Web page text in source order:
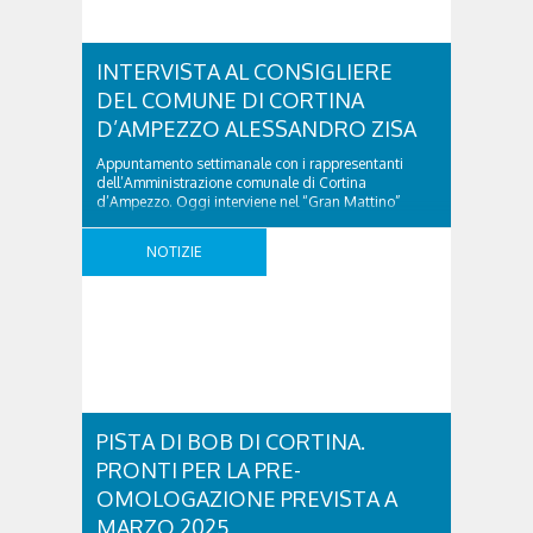
INTERVISTA AL CONSIGLIERE
DEL COMUNE DI CORTINA
D’AMPEZZO ALESSANDRO ZISA
Appuntamento settimanale con i rappresentanti
dell’Amministrazione comunale di Cortina
d’Ampezzo. Oggi interviene nel “Gran Mattino”
INTERVISTA AL CONSIGLIERE DEL COMUNE DI
CORTINA D’AMPEZZO ALESSANDRO ZISA was last
NOTIZIE
PISTA DI BOB DI CORTINA.
PRONTI PER LA PRE-
OMOLOGAZIONE PREVISTA A
MARZO 2025